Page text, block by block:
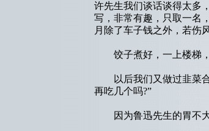
许先生我们谈话谈得太多
写，非常有趣，只取一名
月除了车子钱之外，若
饺子煮好，一上楼梯，
以后我们又做过韭菜合
再吃几个吗?”
因为鲁迅先生的胃不大